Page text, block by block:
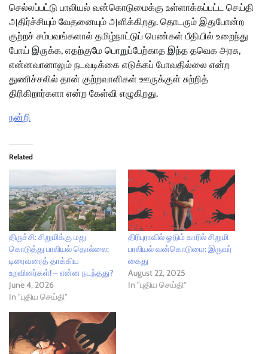
செல்லப்பட்டு பாலியல் வன்கொடுமைக்கு உள்ளாக்கப்பட்ட செய்தி
அதிர்ச்சியும் வேதனையும் அளிக்கிறது. தொடரும் இதுபோன்ற
குற்றச் சம்பவங்களால் தமிழ்நாட்டுப் பெண்கள் பீதியில் உறைந்து
போய் இருக்க, எதற்குமே பொறுப்பேற்காத இந்த தவெக அரசு,
என்னவானாலும் நடவடிக்கை எடுக்கப் போவதில்லை என்ற
துணிச்சலில் தான் குற்றவாளிகள் ஊருக்குள் சுற்றித்
திரிகிறார்களா என்ற கேள்வி எழுகிறது.
நன்றி
Related
திருச்சி: சிறுமிக்கு மது
கொடுத்து பாலியல் தொல்லை;
டிரைவரைத் தாக்கிய
உறவினர்கள்! – என்ன நடந்தது?
June 4, 2026
In "புதிய செய்தி"
திரிபுராவில் ஓடும் காரில் சிறுமி
பாலியல் வன்கொடுமை: இருவர்
கைது
August 22, 2025
In "புதிய செய்தி"